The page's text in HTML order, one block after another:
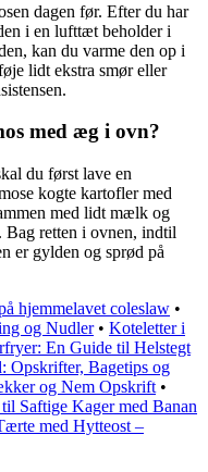
dagen før. Efter du har
i en lufttæt beholder i
kan du varme den op i
lidt ekstra smør eller
med æg i ovn?
du først lave en
kogte kartofler med
med lidt mælk og
retten i ovnen, indtil
er gylden og sprød på
hjemmelavet coleslaw •
og Nudler• Koteletter i
En Guide til Helstegt
Opskrifter, Bagetips og
og Nem Opskrift •
Saftige Kager med Banan
med Hytteost –